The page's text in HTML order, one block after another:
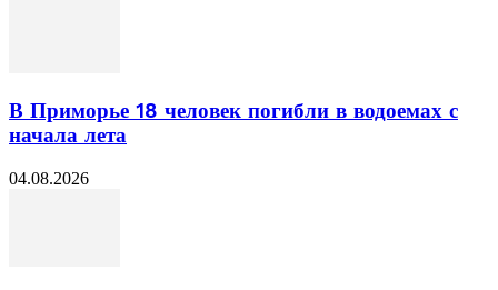
В Приморье 18 человек погибли в водоемах с
начала лета
04.08.2026